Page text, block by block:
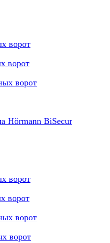
ворот
ворот
ворот
Hörmann BiSecur
ворот
ворот
ворот
ворот